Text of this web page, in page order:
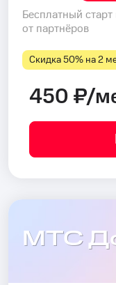
Бесплатный
от партнёров
Скидка 50% на 2
450 ₽/
МТС